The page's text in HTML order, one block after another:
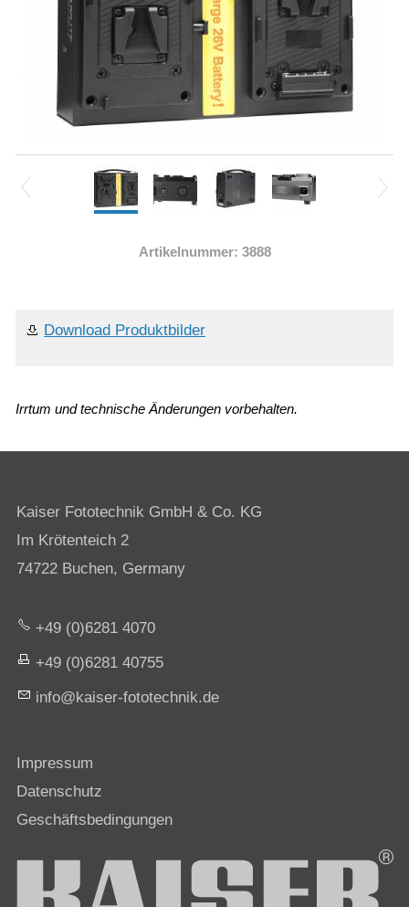
Artikelnummer: 3888
Download Produktbilder
Irrtum und technische Änderungen vorbehalten.
Kaiser Fototechnik GmbH & Co. KG
Im Krötenteich 2
74722 Buchen, Germany
+49 (0)6281 4070
+49 (0)6281 40755
nf
k s r-f t t chn k d
Impressum
Datenschutz
Geschäftsbedingungen